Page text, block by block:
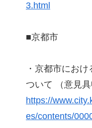
3.html
■京都市
・京都市にお
ついて （意見
https://
es/contents/